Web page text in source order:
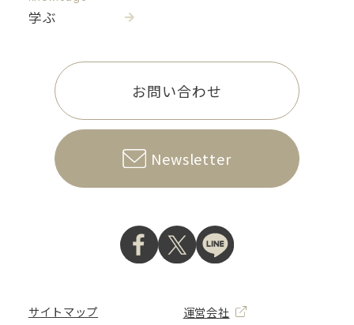
Newsletter
お問い合わせ
学ぶ
サイトマップ 運営会社